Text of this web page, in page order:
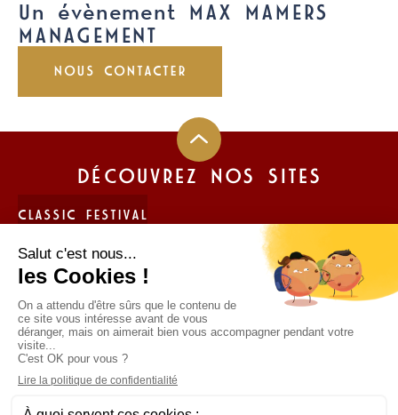
Un évènement MAX MAMERS
MANAGEMENT
NOUS CONTACTER
DÉCOUVREZ NOS SITES
CLASSIC FESTIVAL
FUN CUP
TROPHÉE ANDROS
Politique de protection des données personnelles
Mentions légales